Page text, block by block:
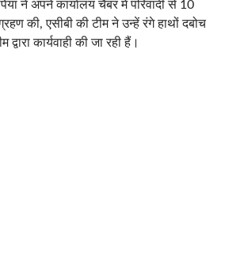
ने अपने कार्यालय चैंबर में परिवादी से 10
की, एसीबी की टीम ने उन्हें रंगे हाथों दबोच
कार्यवाही की जा रही हैं।